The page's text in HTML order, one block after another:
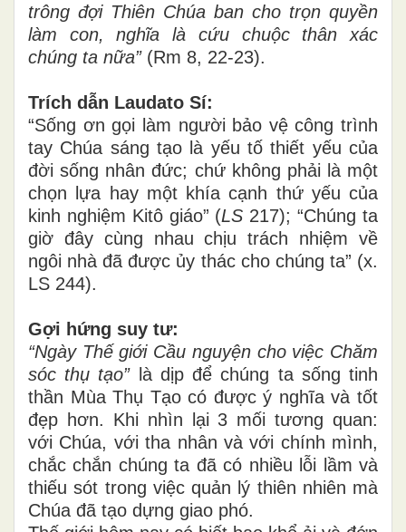
trông đợi Thiên Chúa ban cho trọn ​quyền
làm con, nghĩa là cứu chuộc thân xác
chúng ta nữa”(Rm 8, 22-23).
Trích dẫn Laudato Sí:
“Sống ơn gọi làm người bảo vệ công trình
tay Chúa sáng tạo là yếu tố thiết yếu của
đời sống nhân đức; chứ không phải là một
chọn lựa hay một khía cạnh thứ yếu của
kinh nghiệm Kitô giáo” (LS 217); “Chúng ta
giờ đây cùng nhau chịu trách nhiệm về
ngôi nhà đã được ủy thác cho chúng ta” (x.
LS 244).
Gợi hứng suy tư:
“Ngày Thế giới Cầu nguyện cho việc Chăm
sóc thụ tạo”là dịp để chúng ta sống tinh
thần Mùa Thụ Tạo có được ý nghĩa và tốt
đẹp hơn. Khi nhìn lại 3 mối tương quan:
với Chúa, với tha nhân và với chính mình,
chắc chắn chúng ta đã có nhiều lỗi lầm và
thiếu sót trong việc quản lý thiên nhiên mà
Chúa đã tạo dựng giao phó.